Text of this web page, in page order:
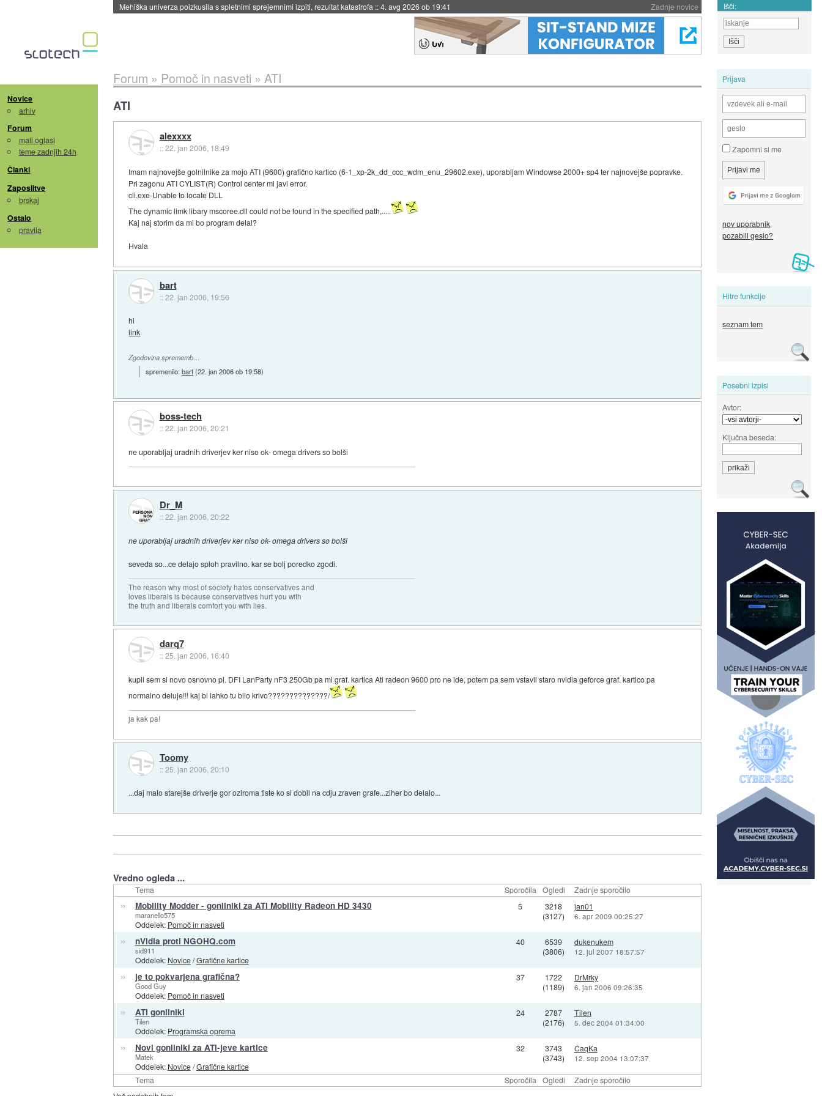
Zadnje novice
Mehiška univerza poizkusila s spletnimi sprejemnimi izpiti, rezultat katastrofa ::4. avg 2026 ob 19:41 Išči:
Novice
arhiv
Forum
mali oglasi
teme zadnjih 24h
Članki
Zaposlitve
brskaj
Ostalo
pravila
Prijava
Zapomni si me
nov uporabnik
pozabili geslo?
Hitre funkcije
seznam tem
Posebni izpisi
Avtor:
Ključna beseda:
Forum » Pomoč in nasveti » ATI
ATI
alexxxx
::22. jan 2006, 18:49
Imam najnovejše golnilnike za mojo ATI (9600) grafično kartico (6-1_xp-2k_dd_ccc_wdm_enu_29602.exe), uporabljam Windowse 2000+ sp4 ter najnovejše popravke.
Pri zagonu ATI CYLIST(R) Control center mi javi error.
cli.exe-Unable to locate DLL
The dynamic limk libary mscoree.dll could not be found in the specified path,.....
Kaj naj storim da mi bo program delal?
Hvala
bart
::22. jan 2006, 19:56
hi
link
Zgodovina sprememb…
spremenilo:bart(22. jan 2006 ob 19:58)
boss-tech
::22. jan 2006, 20:21
ne uporabljaj uradnih driverjev ker niso ok- omega drivers so bolši
Dr_M
::22. jan 2006, 20:22
ne uporabljaj uradnih driverjev ker niso ok- omega drivers so bolši
seveda so...ce delajo sploh pravilno. kar se bolj poredko zgodi.
The reason why most of society hates conservatives and
loves liberals is because conservatives hurt you with
the truth and liberals comfort you with lies.
darq7
::25. jan 2006, 16:40
kupil sem si novo osnovno pl. DFI LanParty nF3 250Gb pa mi graf. kartica Ati radeon 9600 pro ne ide, potem pa sem vstavil staro nvidia geforce graf. kartico pa
normalno deluje!!! kaj bi lahko tu bilo krivo??????????????/
ja kak pa!
Toomy
::25. jan 2006, 20:10
...daj malo starejše driverje gor oziroma tiste ko si dobil na cdju zraven grafe...ziher bo delalo...
Vredno ogleda ...
Tema Sporočila Ogledi Zadnje sporočilo
Tema Sporočila Ogledi Zadnje sporočilo
» Mobility Modder - gonilniki za ATI Mobility Radeon HD 3430
maranello575
Oddelek: Pomoč in nasveti
5
3218
(3127)
jan01
6. apr 2009 00:25:27
» nVidia proti NGOHQ.com
sid911
Oddelek: Novice/Grafične kartice
40
6539
(3806)
dukenukem
12. jul 2007 18:57:57
» je to pokvarjena grafična?
Good Guy
Oddelek: Pomoč in nasveti
37
1722
(1189)
DrMrky
6. jan 2006 09:26:35
» ATI gonilniki
Tilen
Oddelek: Programska oprema
24
2787
(2176)
Tilen
5. dec 2004 01:34:00
» Novi gonilniki za ATi-jeve kartice
Matek
Oddelek: Novice/Grafične kartice
32
3743
(3743)
CaqKa
12. sep 2004 13:07:37